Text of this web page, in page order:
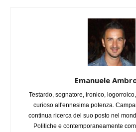
Emanuele
Testardo, sognatore, ironico,
curioso all'ennesima potenza.
continua ricerca del suo posto nel
Politiche e contemporaneamente